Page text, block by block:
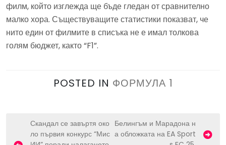
филм, който изглежда ще бъде гледан от сравнително
малко хора. Съществуващите статистики показват, че
нито един от филмите в списъка не е имал толкова
голям бюджет, както “F1”.
POSTED IN ФОРМУЛА 1
o
Скандал се завъртя око
ло първия конкурс “Мис
Белингъм и Марадона н
а обложката на EA Sport